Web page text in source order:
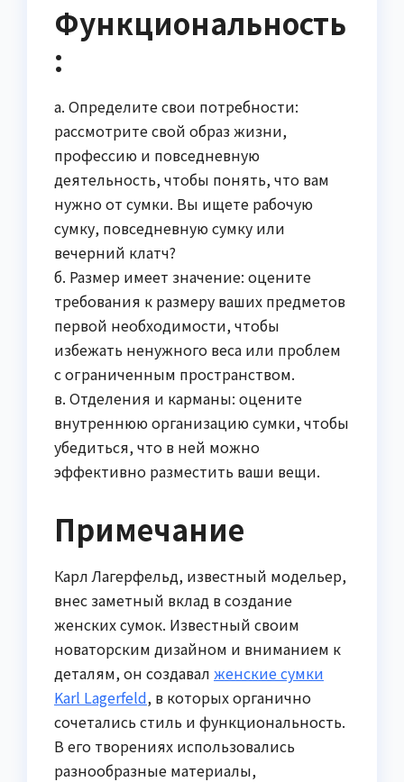
Функциональность
:
а. Определите свои потребности:
рассмотрите свой образ жизни,
профессию и повседневную
деятельность, чтобы понять, что вам
нужно от сумки. Вы ищете рабочую
сумку, повседневную сумку или
вечерний клатч?
б. Размер имеет значение: оцените
требования к размеру ваших предметов
первой необходимости, чтобы
избежать ненужного веса или проблем
с ограниченным пространством.
в. Отделения и карманы: оцените
внутреннюю организацию сумки, чтобы
убедиться, что в ней можно
эффективно разместить ваши вещи.
Примечание
Карл Лагерфельд, известный модельер,
внес заметный вклад в создание
женских сумок. Известный своим
новаторским дизайном и вниманием к
деталям, он создавал женские сумки
Karl Lagerfeld, в которых органично
сочетались стиль и функциональность.
В его творениях использовались
разнообразные материалы,